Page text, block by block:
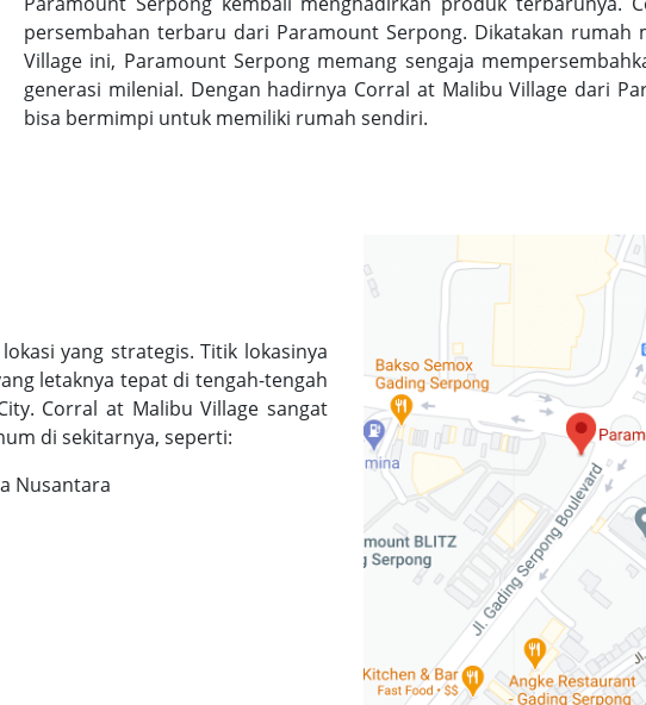
persembahan terbaru dari Paramount Serpong. Dikatakan rumah
Village ini, Paramount Serpong memang sengaja
generasi milenial. Dengan hadirnya Corral at Malibu Village dari
bisa bermimpi untuk memiliki rumah sendiri.
yang strategis. Titik lokasinya
letaknya tepat di tengah-tengah
Corral at Malibu Village sangat
di sekitarnya, seperti:
Nusantara